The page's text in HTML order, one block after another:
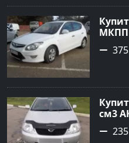
МКПП
см3